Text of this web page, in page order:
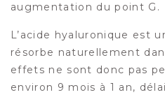
augmentation du point G.
L’acide hyaluronique est
résorbe naturellement
effets ne sont donc pas
environ 9 mois à 1 an,